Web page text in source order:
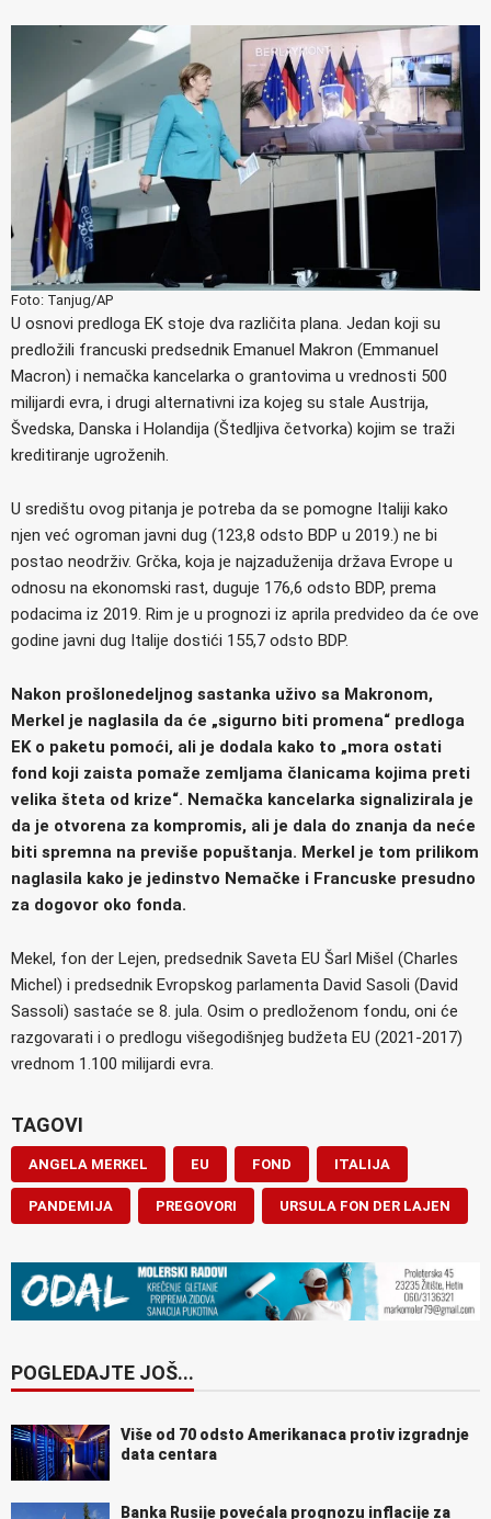
Foto: Tanjug/AP
U osnovi predloga EK stoje dva različita plana. Jedan koji su
predložili francuski predsednik Emanuel Makron (Emmanuel
Macron) i nemačka kancelarka o grantovima u vrednosti 500
milijardi evra, i drugi alternativni iza kojeg su stale Austrija,
Švedska, Danska i Holandija (Štedljiva četvorka) kojim se traži
kreditiranje ugroženih.
U središtu ovog pitanja je potreba da se pomogne Italiji kako
njen već ogroman javni dug (123,8 odsto BDP u 2019.) ne bi
postao neodrživ. Grčka, koja je najzaduženija država Evrope u
odnosu na ekonomski rast, duguje 176,6 odsto BDP, prema
podacima iz 2019. Rim je u prognozi iz aprila predvideo da će ove
godine javni dug Italije dostići 155,7 odsto BDP.
Nakon prošlonedeljnog sastanka uživo sa Makronom,
Merkel je naglasila da će „sigurno biti promena“ predloga
EK o paketu pomoći, ali je dodala kako to „mora ostati
fond koji zaista pomaže zemljama članicama kojima preti
velika šteta od krize“. Nemačka kancelarka signalizirala je
da je otvorena za kompromis, ali je dala do znanja da neće
biti spremna na previše popuštanja. Merkel je tom prilikom
naglasila kako je jedinstvo Nemačke i Francuske presudno
za dogovor oko fonda.
Mekel, fon der Lejen, predsednik Saveta EU Šarl Mišel (Charles
Michel) i predsednik Evropskog parlamenta David Sasoli (David
Sassoli) sastaće se 8. jula. Osim o predloženom fondu, oni će
razgovarati i o predlogu višegodišnjeg budžeta EU (2021-2017)
vrednom 1.100 milijardi evra.
TAGOVI
ANGELA MERKEL EU FOND ITALIJA
PANDEMIJA PREGOVORI URSULA FON DER LAJEN
POGLEDAJTE JOŠ...
Više od 70 odsto Amerikanaca protiv izgradnje
data centara
Banka Rusije povećala prognozu inflacije za